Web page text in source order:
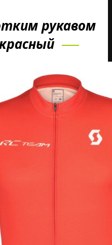
рукавом